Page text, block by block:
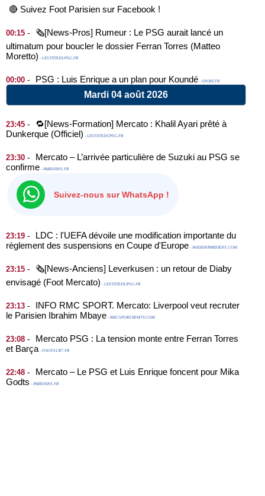
🔴 Suivez Foot Parisien sur Facebook !
00:15 -
🗞️[News-Pros] Rumeur : Le PSG aurait lancé un
ultimatum pour boucler le dossier Ferran Torres (Matteo
Moretto) - LESTITISDUPSG.FR
00:00 - PSG : Luis Enrique a un plan pour Koundé - SPORT.FR
Mardi 04 août 2026
23:45 -
🔁[News-Formation] Mercato : Khalil Ayari prêté à
Dunkerque (Officiel) - LESTITISDUPSG.FR
23:30 -
Mercato – L’arrivée particulière de Suzuki au PSG se
confirme - PARISFANS.FR
Suivez-nous sur WhatsApp !
23:19 -
LDC : l'UEFA dévoile une modification importante du
règlement des suspensions en Coupe d'Europe - MADEINPARISIENS.COM
23:15 -
🗞️[News-Anciens] Leverkusen : un retour de Diaby
envisagé (Foot Mercato) - LESTITISDUPSG.FR
23:13 -
INFO RMC SPORT. Mercato: Liverpool veut recruter
le Parisien Ibrahim Mbaye - RMCSPORT.BFMTV.COM
23:08 -
Mercato PSG : La tension monte entre Ferran Torres
et Barça- FOOT-SUR7.FR
22:48 -
Mercato – Le PSG et Luis Enrique foncent pour Mika
Godts - PARISFANS.FR